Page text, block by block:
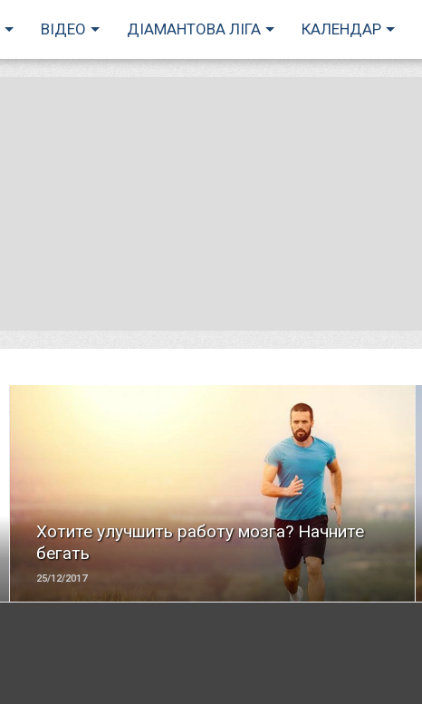
ВІДЕО ДІАМАНТОВА ЛІГА КАЛЕНДАР
Хотите улучшить работу мозга? Начните
бегать
25/12/2017